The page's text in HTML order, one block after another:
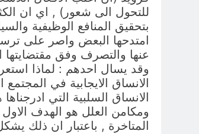
للتحول الى شعور) , اي ان
بتحقيق المنافع الوظيفية
امتدحها البعض واصر على
عنها والتصرف وفق
وقد يسال احدهم : لماذا
الانساق الايجابية في
الانساق السلبية التي
ومكامن العلل هو الهدف الاول
المتاخرة , باعتبار ان ذلك